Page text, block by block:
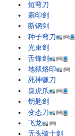
短弯刀
霜印剑
断钢剑
种子弯刀
光束剑
舌锋剑
地狱烙印
死神镰刀
臭虎爪
钥匙剑
变态刀
飞龙
无头骑士剑